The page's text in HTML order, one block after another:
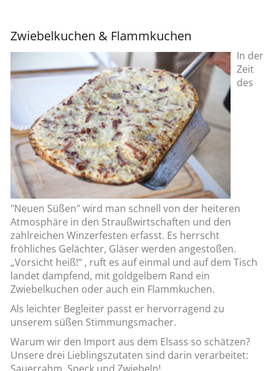
Zwiebelkuchen & Flammkuchen
In der
Zeit
des
"Neuen Süßen" wird man schnell von der heiteren
Atmosphäre in den Straußwirtschaften und den
zahlreichen Winzerfesten erfasst. Es herrscht
fröhliches Gelächter, Gläser werden angestoßen.
„Vorsicht heiß!“ , ruft es auf einmal und auf dem Tisch
landet dampfend, mit goldgelbem Rand ein
Zwiebelkuchen oder auch ein Flammkuchen.
Als leichter Begleiter passt er hervorragend zu
unserem süßen Stimmungsmacher.
Warum wir den Import aus dem Elsass so schätzen?
Unsere drei Lieblingszutaten sind darin verarbeitet: